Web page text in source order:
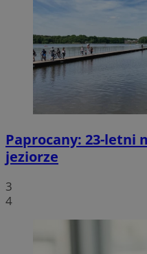
Paprocany: 23-letni
jeziorze
3
4